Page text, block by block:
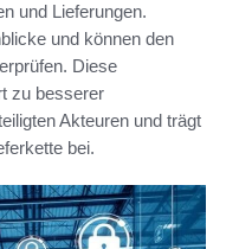
und Lieferungen.
und können den
Diese
zu besserer
Akteuren und trägt
bei.